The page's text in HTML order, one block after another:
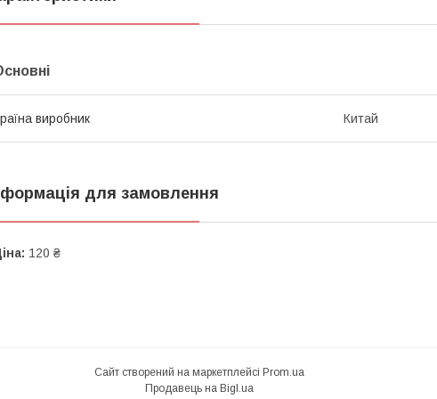
виробник Китай
для замовлення
120 ₴
Сайт створений на маркетплейсі Prom.ua
Продавець на Bigl.ua